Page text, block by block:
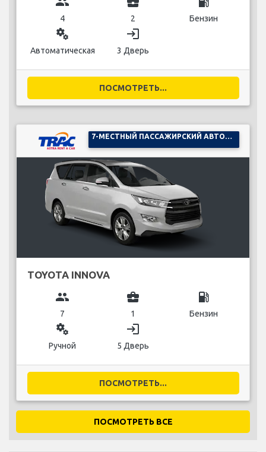
4 2 Бензин
miscellaneous_services
Автоматическая
login
3 Дверь
ПОСМОТРЕТЬ...
TOYOTA INNOVA
group
7
business_center
1
local_gas_station
Бензин
miscellaneous_services
Ручной
login
5 Дверь
ПОСМОТРЕТЬ...
ПОСМОТРЕТЬ ВСЕ